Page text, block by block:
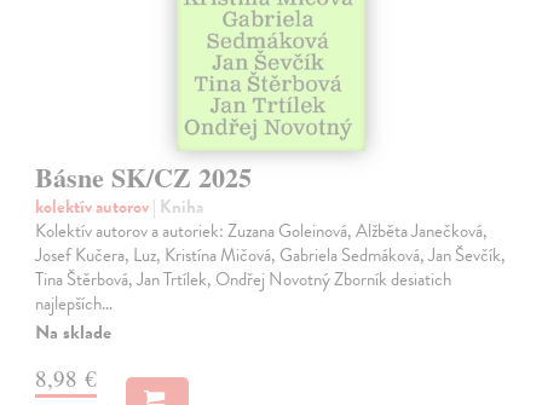
Básne SK/CZ 2025
kolektív autorov| Kniha
Kolektív autorov a autoriek: Zuzana Goleinová, Alžběta Janečková,
Josef Kučera, Luz, Kristína Mičová, Gabriela Sedmáková, Jan Ševčík,
Tina Štěrbová, Jan Trtílek, Ondřej Novotný Zborník desiatich
najlepších…
Na sklade
8,98 €